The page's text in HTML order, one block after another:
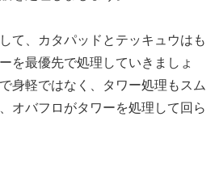
て、カタパッドとテッキュウはも
を最優先で処理していきましょ
身軽ではなく、タワー処理もスム
オバフロがタワーを処理して回ら